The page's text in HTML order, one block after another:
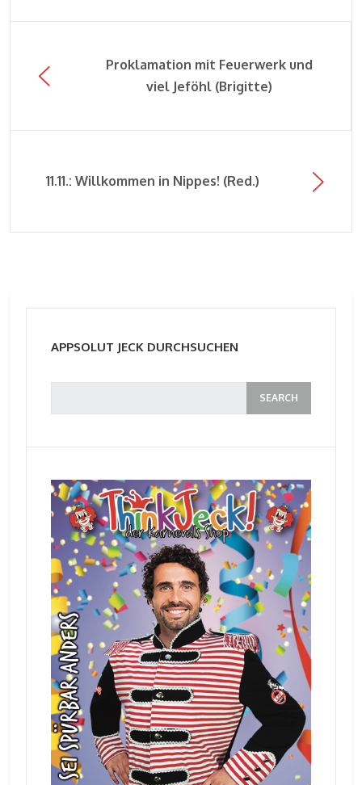
Proklamation mit Feuerwerk und
viel Jeföhl (Brigitte)
11.11.: Willkommen in Nippes! (Red.)
APPSOLUT JECK DURCHSUCHEN